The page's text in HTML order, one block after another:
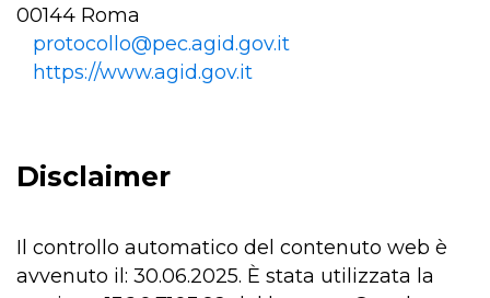
00144 Roma
protocollo@pec.agid.gov.it
https://www.agid.gov.it
Disclaimer
Il controllo automatico del contenuto web è
avvenuto il: 30.06.2025. È stata utilizzata la